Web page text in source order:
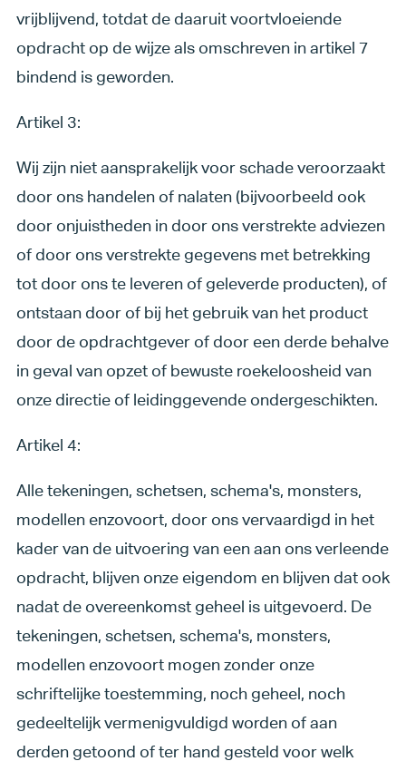
vrijblijvend, totdat de daaruit voortvloeiende
opdracht op de wijze als omschreven in artikel 7
bindend is geworden.
Artikel 3:
Wij zijn niet aansprakelijk voor schade veroorzaakt
door ons handelen of nalaten (bijvoorbeeld ook
door onjuistheden in door ons verstrekte adviezen
of door ons verstrekte gegevens met betrekking
tot door ons te leveren of geleverde producten), of
ontstaan door of bij het gebruik van het product
door de opdrachtgever of door een derde behalve
in geval van opzet of bewuste roekeloosheid van
onze directie of leidinggevende ondergeschikten.
Artikel 4:
Alle tekeningen, schetsen, schema's, monsters,
modellen enzovoort, door ons vervaardigd in het
kader van de uitvoering van een aan ons verleende
opdracht, blijven onze eigendom en blijven dat ook
nadat de overeenkomst geheel is uitgevoerd. De
tekeningen, schetsen, schema's, monsters,
modellen enzovoort mogen zonder onze
schriftelijke toestemming, noch geheel, noch
gedeeltelijk vermenigvuldigd worden of aan
derden getoond of ter hand gesteld voor welk